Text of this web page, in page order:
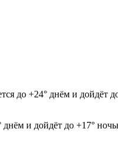
до +24° днём и дойдёт
и дойдёт до +17°